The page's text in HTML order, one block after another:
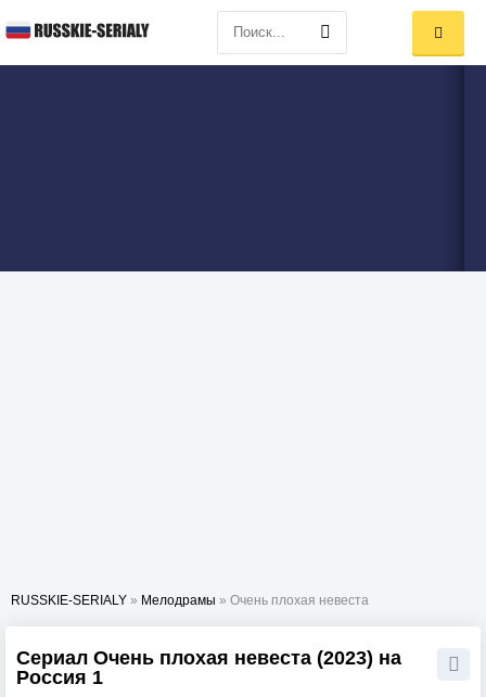
RUSSKIE-SERIALY » Мелодрамы » Очень плохая невеста
Сериал Очень плохая невеста (2023) на
Россия 1